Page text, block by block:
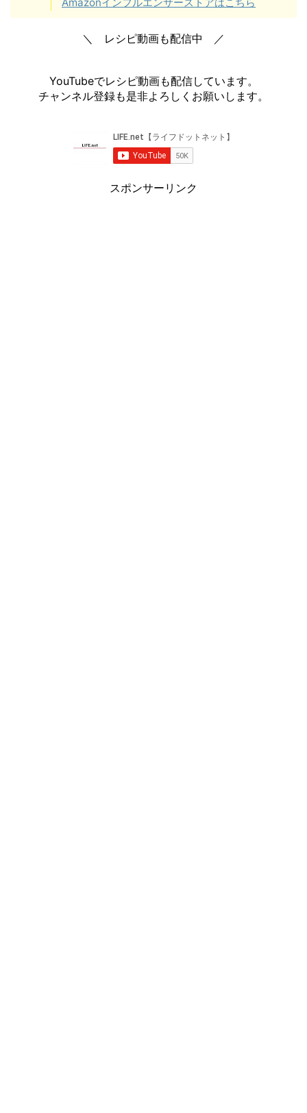
＼ レシピ動画も配信中 ／
YouTubeでレシピ動画も配信しています。
チャンネル登録も是非よろしくお願いします。
スポンサーリンク